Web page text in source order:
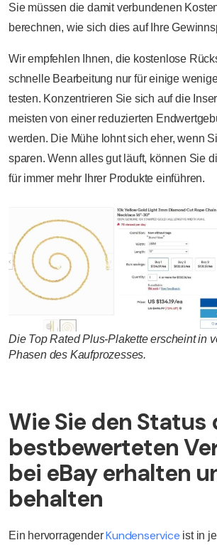
Sie müssen die damit verbundenen
berechnen, wie sich dies auf Ihre
Wir empfehlen Ihnen, die kostenlose
schnelle Bearbeitung nur für einige
testen. Konzentrieren Sie sich auf die
meisten von einer reduzierten
werden. Die Mühe lohnt sich eher, wenn
sparen. Wenn alles gut läuft, können Sie
für immer mehr Ihrer Produkte einführen.
Die Top Rated Plus-Plakette erscheint in
Phasen des Kaufprozesses.
Wie Sie den Status
bestbewerteten
bei eBay erhalten
behalten
Ein hervorragenderKundenservice ist in